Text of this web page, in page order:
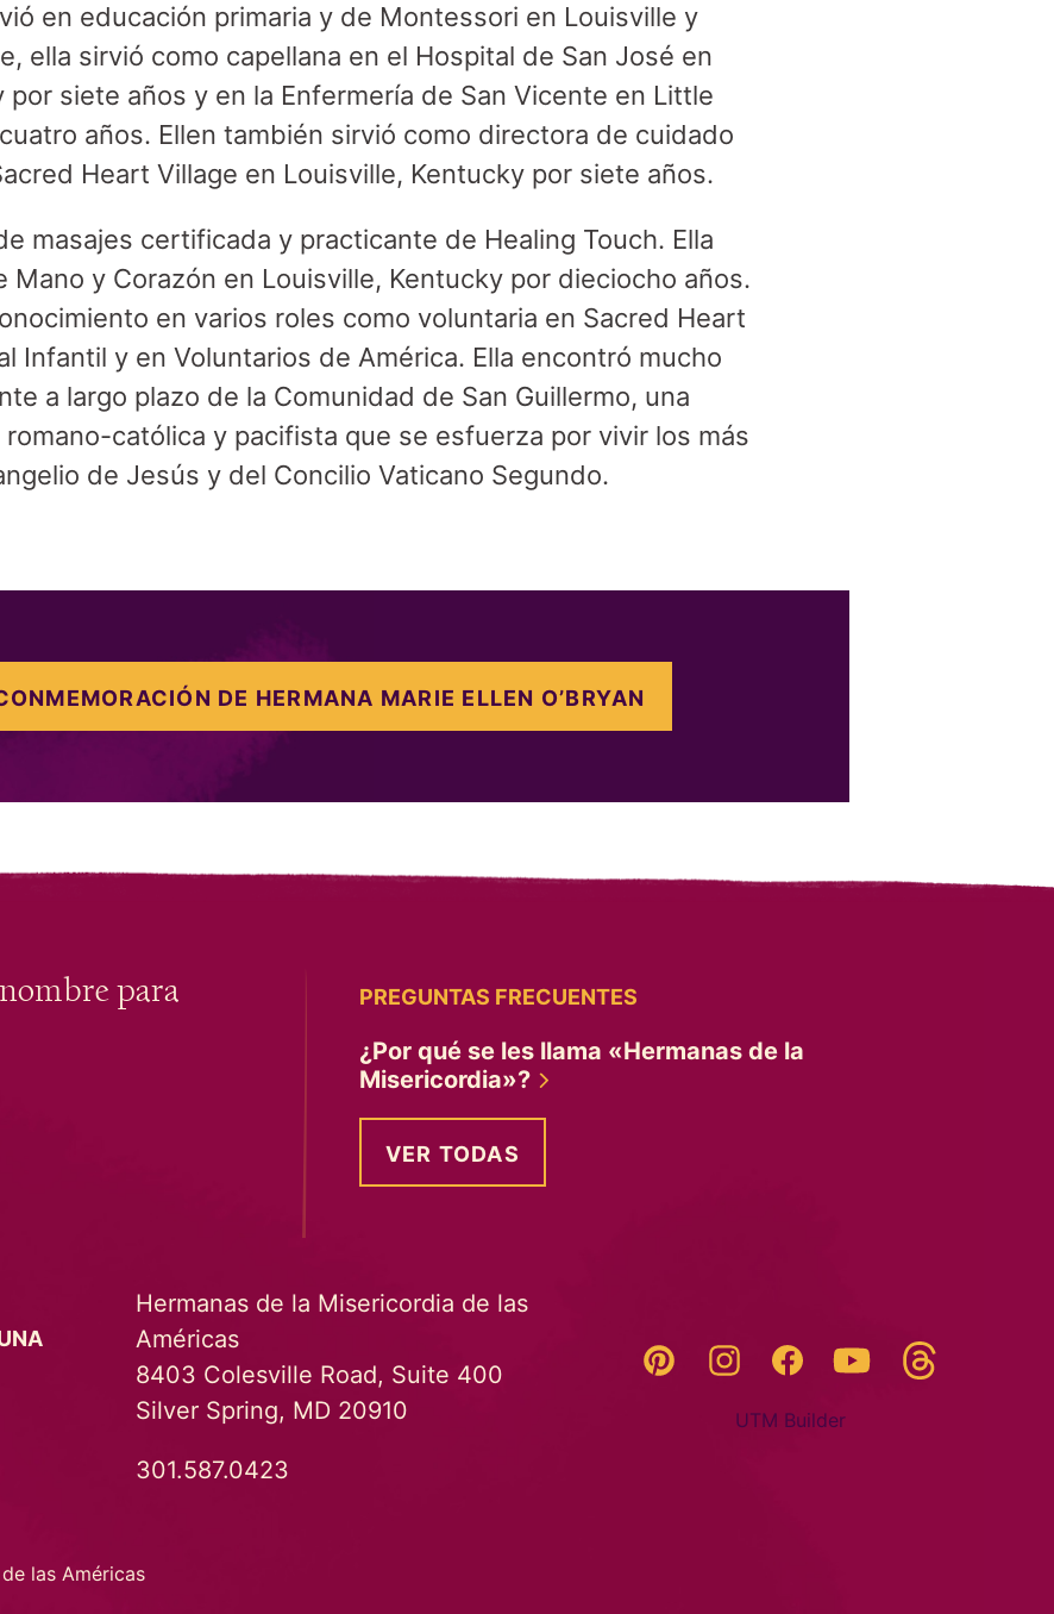
en educación primaria y de Montessori en Louisville y
ella sirvió como capellana en el Hospital de San José en
por siete años y en la Enfermería de San Vicente en Little
años. Ellen también sirvió como directora de cuidado
Heart Village en Louisville, Kentucky por siete años.
masajes certificada y practicante de Healing Touch. Ella
Mano y Corazón en Louisville, Kentucky por dieciocho años.
en varios roles como voluntaria en Sacred Heart
Infantil y en Voluntarios de América. Ella encontró mucho
a largo plazo de la Comunidad de San Guillermo, una
católica y pacifista que se esfuerza por vivir los más
de Jesús y del Concilio Vaticano Segundo.
DE HERMANA MARIE ELLEN O’BRYAN
para
PREGUNTAS FRECUENTES
¿Por qué se les llama «Hermanas de la
Misericordia»?
VER TODAS
Hermanas de la Misericordia de las
Américas
8403 Colesville Road, Suite 400
Silver Spring, MD 20910
301.587.0423
Pinterest InstagramFacebookYouTube
UTM Builder
las Américas